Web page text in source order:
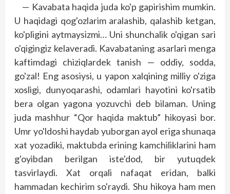
— Kavabata haqida juda ko'p gapirishim mumkin.
U haqidagi qog'ozlarim aralashib, qalashib ketgan,
ko'pligini aytmaysizmi… Uni shunchalik o'qigan sari
o'qigingiz kelaveradi. Kavabataning asarlari menga
kaftimdagi chiziqlardek tanish — oddiy, sodda,
go'zal! Eng asosiysi, u yapon xalqining milliy o'ziga
xosligi, dunyoqarashi, odamlari hayotini ko'rsatib
bera olgan yagona yozuvchi deb bilaman. Uning
juda mashhur “Qor haqida maktub” hikoyasi bor.
Umr yo'ldoshi haydab yuborgan ayol eriga shunaqa
xat yozadiki, maktubda erining kamchiliklarini ham
g'oyibdan berilgan iste'dod, bir yutuqdek
tasvirlaydi. Xat orqali nafaqat eridan, balki
hammadan kechirim so'raydi. Shu hikoya ham men